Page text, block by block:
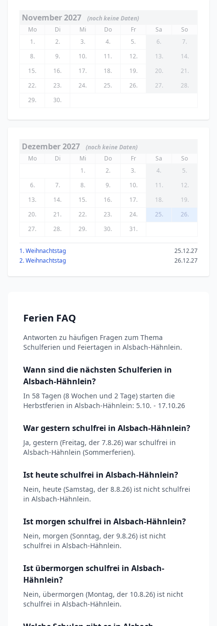
November 2027
(noch keine Daten)
Mo
Di Mi Do Fr Sa
So
1.
2. 3. 4. 5. 6.
7.
8.
9. 10. 11. 12. 13.
14.
15.
16. 17. 18. 19. 20.
21.
22.
23. 24. 25. 26. 27.
28.
29.
30.
Dezember 2027
(noch keine Daten)
Mo
Di Mi Do Fr Sa
So
1.
2. 3. 4.
5.
6.
7. 8. 9. 10. 11.
12.
13.
14. 15. 16. 17. 18.
19.
20.
21. 22. 23. 24. 25.
26.
27.
28. 29. 30. 31.
1. Weihnachtstag
25.12.27
2. Weihnachtstag
26.12.27
Ferien FAQ
Antworten zu häufigen Fragen zum Thema
Schulferien und Feiertagen in Alsbach-Hähnlein.
Wann sind die nächsten Schulferien in
Alsbach-Hähnlein?
In 58 Tagen (8 Wochen und 2 Tage) starten die
Herbstferien in Alsbach-Hähnlein: 5.10. - 17.10.26
War gestern schulfrei in Alsbach-Hähnlein?
Ja, gestern (Freitag, der 7.8.26) war schulfrei in
Alsbach-Hähnlein (Sommerferien).
Ist heute schulfrei in Alsbach-Hähnlein?
Nein, heute (Samstag, der 8.8.26) ist nicht schulfrei
in Alsbach-Hähnlein.
Ist morgen schulfrei in Alsbach-Hähnlein?
Nein, morgen (Sonntag, der 9.8.26) ist nicht
schulfrei in Alsbach-Hähnlein.
Ist übermorgen schulfrei in Alsbach-
Hähnlein?
Nein, übermorgen (Montag, der 10.8.26) ist nicht
schulfrei in Alsbach-Hähnlein.